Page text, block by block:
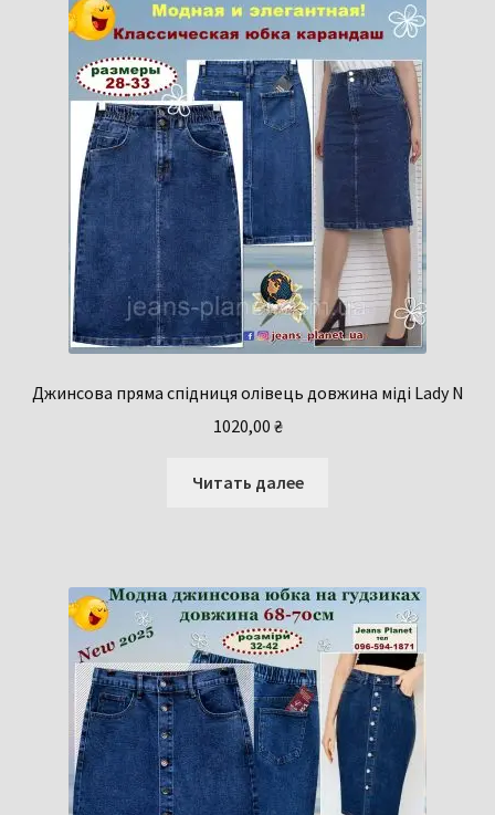
Джинсова пряма спідниця олівець довжина міді Lady N
1020,00 ₴
Читать далее